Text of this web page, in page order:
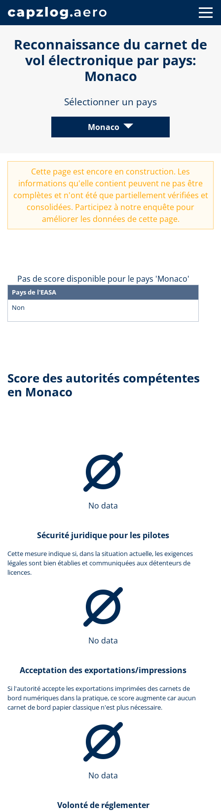
Reconnaissance du carnet de
vol électronique par pays:
Monaco
Sélectionner un pays
Monaco
Cette page est encore en construction. Les
informations qu'elle contient peuvent ne pas être
complètes et n'ont été que partiellement vérifiées et
consolidées. Participez à notre enquête pour
améliorer les données de cette page.
Pas de score disponible pour le pays 'Monaco'
Pays de l'EASA
Non
Score des autorités compétentes
en Monaco
No data
Sécurité juridique pour les pilotes
Cette mesure indique si, dans la situation actuelle, les exigences
légales sont bien établies et communiquées aux détenteurs de
licences.
No data
Acceptation des exportations/impressions
Si l'autorité accepte les exportations imprimées des carnets de
bord numériques dans la pratique, ce score augmente car aucun
carnet de bord papier classique n'est plus nécessaire.
No data
Volonté de réglementer